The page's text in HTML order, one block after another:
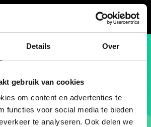
Details Over
gebruik van cookies
om content en advertenties te
functies voor social media te bieden
te analyseren. Ook delen we
2026